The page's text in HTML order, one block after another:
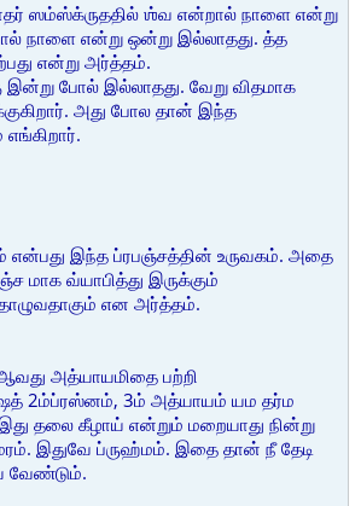
ஸம்ஸ்க்ருததில் ஶ்வ என்றால் நாளை என்று
நாளை என்று ஒன்று இல்லாதது. த்த
என்று அர்த்தம்.
போல் இல்லாதது. வேறு விதமாக
அது போல தான் இந்த
இந்த ப்ரபஞ்சத்தின் உருவகம். அதை
மாக வ்யாபித்து இருக்கும்
என அர்த்தம்.
அத்யாயமிதை பற்றி
2ம்ப்ரஸ்னம், 3ம் அத்யாயம் யம தர்ம
தலை கீழாய் என்றும் மறையாது நின்று
இதுவே ப்ருஹ்மம். இதை தான் நீ தேடி
வேண்டும்.